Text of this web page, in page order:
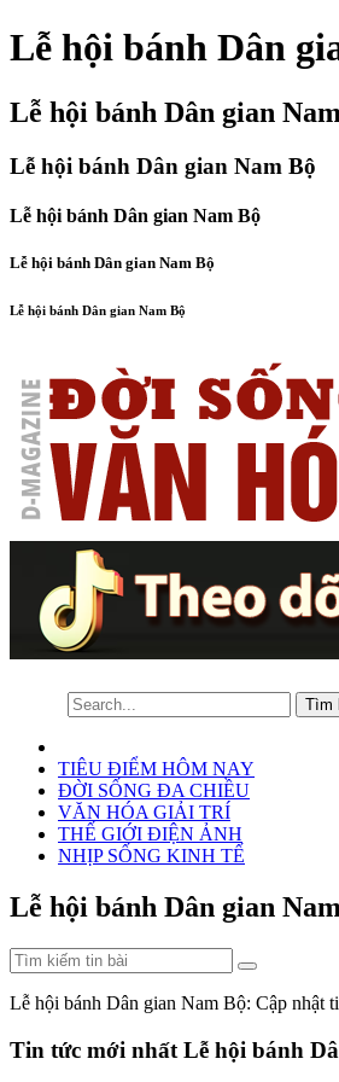
Lễ hội bánh Dân
Lễ hội bánh Dân gian
Lễ hội bánh Dân gian Nam Bộ
Lễ hội bánh Dân gian Nam Bộ
Lễ hội bánh Dân gian Nam Bộ
Lễ hội bánh Dân gian Nam Bộ
TIÊU ĐIỂM HÔM NAY
ĐỜI SỐNG ĐA CHIỀU
VĂN HÓA GIẢI TRÍ
THẾ GIỚI ĐIỆN ẢNH
NHỊP SỐNG KINH TẾ
Lễ hội bánh Dân gian
Lễ hội bánh Dân gian Nam Bộ: Cập nhật
Tin tức mới nhất Lễ hội bánh